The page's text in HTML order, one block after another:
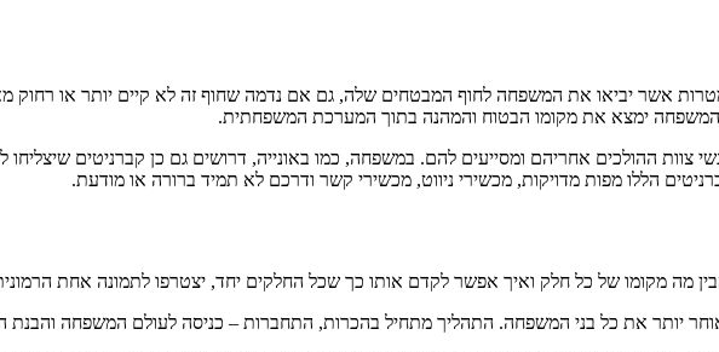
אשר יביאו את המשפחה לחוף המבטחים שלה, גם אם נדמה שחוף זה לא קיים יותר או רחוק
ימצא את מקומו הבטוח והמהנה בתוך המערכת המשפחתית.
ההולכים אחריהם ומסייעים להם. במשפחה, כמו באונייה, דרושים גם כן קברניטים שיצליחו
הללו מפות מדויקות, מכשירי ניווט, מכשירי קשר ודרכם לא תמיד ברורה או מודעת.
מה מקומו של כל חלק ואיך אפשר לקדם אותו כך שכל החלקים יחד, יצטרפו לתמונה אחת
יותר את כל בני המשפחה. התהליך מתחיל בהכרות, התחברות – כניסה לעולם המשפחה והבנת